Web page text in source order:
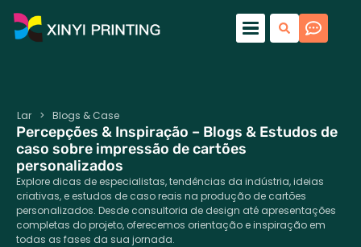
Lar > Blogs & Case
Percepções & Inspiração – Blogs & Estudos de
caso sobre impressão de cartões
personalizados
Explore dicas de especialistas, tendências da indústria, ideias
criativas, e estudos de caso reais na produção de cartões
personalizados. Desde consultoria de design até apresentações
completas do projeto, oferecemos orientação e inspiração em
todas as fases da sua jornada.